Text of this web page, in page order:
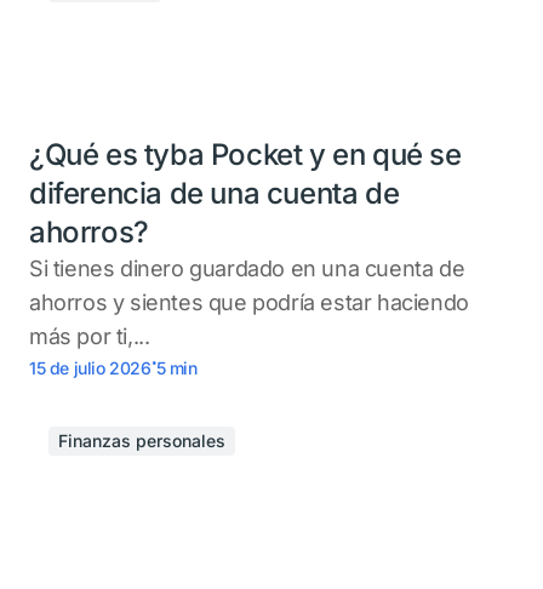
¿Qué es tyba Pocket y en qué se
diferencia de una cuenta de
ahorros?
Si tienes dinero guardado en una cuenta de
ahorros y sientes que podría estar haciendo
más por ti,...
15 de julio 2026.5 min
Finanzas personales